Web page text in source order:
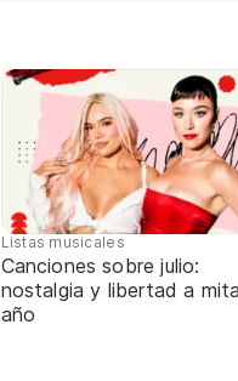
Listas musicales
Canciones sobre julio:
nostalgia y libertad a
año